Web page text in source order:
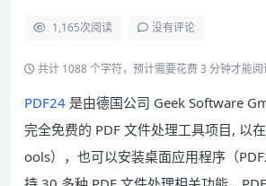
1,165次阅读 没有评论
共计 1088 个字符，预计需要花费 3 分钟才能阅
PDF24 是由德国公司 Geek Software
完全免费的 PDF 文件处理工具项目, 以
ools），也可以安装桌面应用程序（